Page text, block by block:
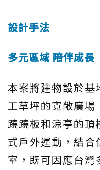
設計手法
多元區域 陪伴成長
本案將建物設於基
工草坪的寬敞廣場
蹺蹺板和涼亭的頂
式戶外運動，結
室，既可因應台